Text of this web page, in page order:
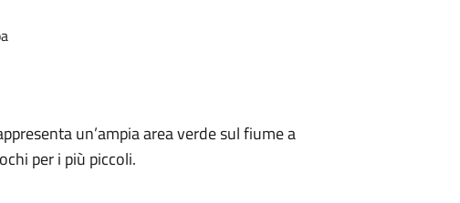
un’ampia area verde sul fiume a
per i più piccoli.